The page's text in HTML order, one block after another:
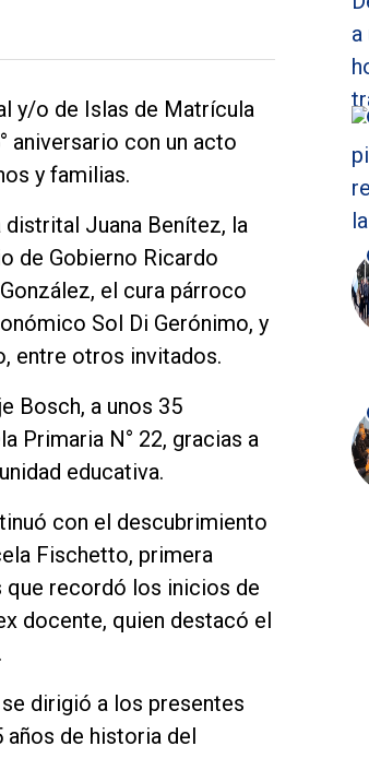
y/o de Islas de Matrícula
aniversario con un acto
y familias.
Juana Benítez, la
de Gobierno Ricardo
el cura párroco
Sol Di Gerónimo, y
entre otros invitados.
Bosch, a unos 35
Primaria N° 22, gracias a
educativa.
con el descubrimiento
Fischetto, primera
que recordó los inicios de
docente, quien destacó el
dirigió a los presentes
de historia del